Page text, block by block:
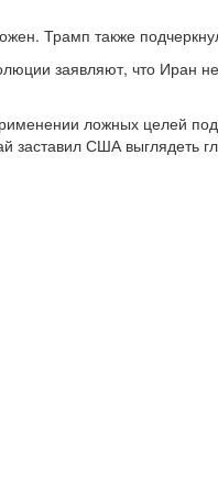
Трамп также
заявляют, что Иран
ложных целей
США выглядеть